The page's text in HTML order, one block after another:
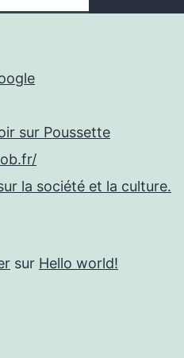
sur Poussette
la société et la culture.
sur Hello world!